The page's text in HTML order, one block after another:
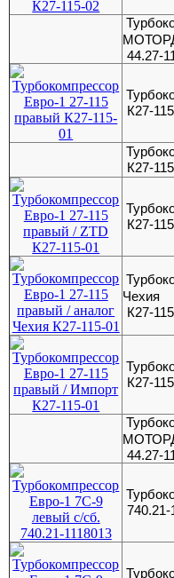
44.27-
К27-
К27-
К27-
Чехия
К27-
К27-
44.27-
740.21-